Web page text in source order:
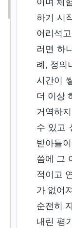
이며 체
하기 시
어리석
러면 하
례, 정의
시간이
더 이상
거역하
수 있고
받아들
씀에 그
적이고
가 없어
순전히
내린 평